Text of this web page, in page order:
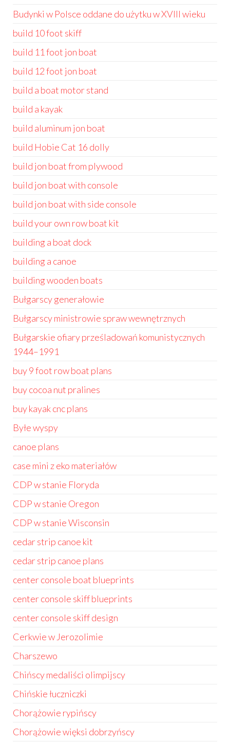
Budynki w Polsce oddane do użytku w XVIII wieku
build 10 foot skiff
build 11 foot jon boat
build 12 foot jon boat
build a boat motor stand
build a kayak
build aluminum jon boat
build Hobie Cat 16 dolly
build jon boat from plywood
build jon boat with console
build jon boat with side console
build your own row boat kit
building a boat dock
building a canoe
building wooden boats
Bułgarscy generałowie
Bułgarscy ministrowie spraw wewnętrznych
Bułgarskie ofiary prześladowań komunistycznych
1944–1991
buy 9 foot row boat plans
buy cocoa nut pralines
buy kayak cnc plans
Byłe wyspy
canoe plans
case mini z eko materiałów
CDP w stanie Floryda
CDP w stanie Oregon
CDP w stanie Wisconsin
cedar strip canoe kit
cedar strip canoe plans
center console boat blueprints
center console skiff blueprints
center console skiff design
Cerkwie w Jerozolimie
Charszewo
Chińscy medaliści olimpijscy
Chińskie łuczniczki
Chorążowie rypińscy
Chorążowie więksi dobrzyńscy